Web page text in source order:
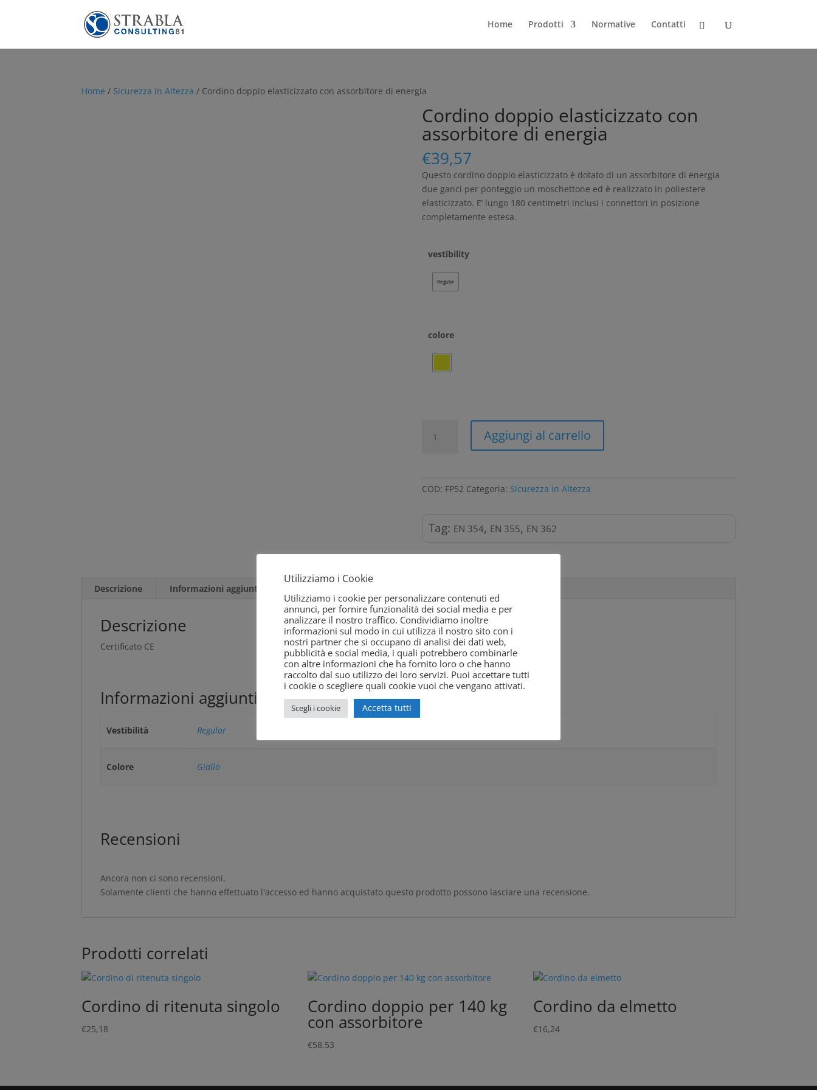
Home Prodotti Normative Contatti
Home / Sicurezza in Altezza / Cordino doppio elasticizzato con assorbitore di energia
Cordino doppio elasticizzato con
assorbitore di energia
€39,57
Questo cordino doppio elasticizzato è dotato di un assorbitore di energia
due ganci per ponteggio un moschettone ed è realizzato in poliestere
elasticizzato. E’ lungo 180 centimetri inclusi i connettori in posizione
completamente estesa.
vestibility
Regular
colore
doppio
quantità
Aggiungi al carrello
COD: FP52 Categoria: Sicurezza in Altezza
Tag: EN 354, EN 355, EN 362
Descrizione Informazioni aggiuntive
Descrizione
Certificato CE
Informazioni aggiuntive
Vestibilità Regular
Colore Giallo
Recensioni
Ancora non ci sono recensioni.
Solamente clienti che hanno effettuato l'accesso ed hanno acquistato questo prodotto possono lasciare una recensione.
Prodotti correlati
Cordino di ritenuta singolo
€25,18
Cordino doppio per 140 kg
con assorbitore
€58,53
Cordino da elmetto
€16,24
Utilizziamo i Cookie
Utilizziamo i cookie per personalizzare contenuti ed
annunci, per fornire funzionalità dei social media e per
analizzare il nostro traffico. Condividiamo inoltre
informazioni sul modo in cui utilizza il nostro sito con i
nostri partner che si occupano di analisi dei dati web,
pubblicità e social media, i quali potrebbero combinarle
con altre informazioni che ha fornito loro o che hanno
raccolto dal suo utilizzo dei loro servizi. Puoi accettare tutti
i cookie o scegliere quali cookie vuoi che vengano attivati.
Scegli i cookie Accetta tutti